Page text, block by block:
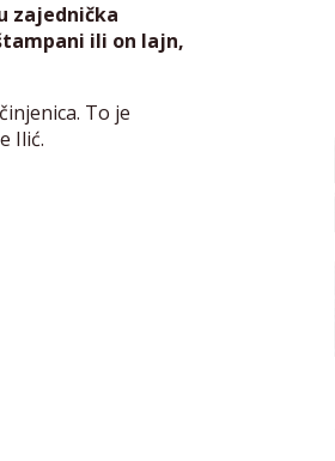
zajednička
ili on lajn,
To je
Ilić.